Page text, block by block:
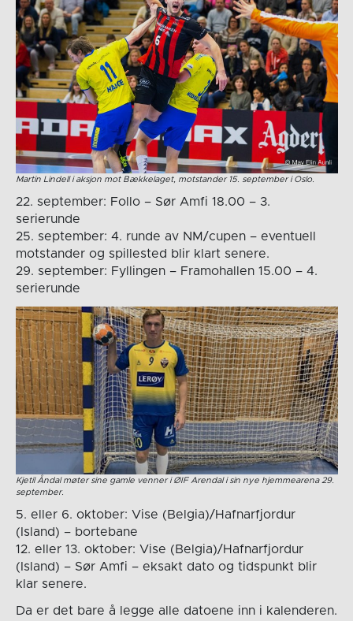
Martin Lindell i aksjon mot Bækkelaget, motstander 15. september i Oslo.
22. september: Follo – Sør Amfi 18.00 – 3.
serierunde
25. september: 4. runde av NM/cupen – eventuell
motstander og spillested blir klart senere.
29. september: Fyllingen – Framohallen 15.00 – 4.
serierunde
Kjetil Åndal møter sine gamle venner i ØIF Arendal i sin nye hjemmearena 29.
september.
5. eller 6. oktober: Vise (Belgia)/Hafnarfjordur
(Island) – bortebane
12. eller 13. oktober: Vise (Belgia)/Hafnarfjordur
(Island) – Sør Amfi – eksakt dato og tidspunkt blir
klar senere.
Da er det bare å legge alle datoene inn i kalenderen.